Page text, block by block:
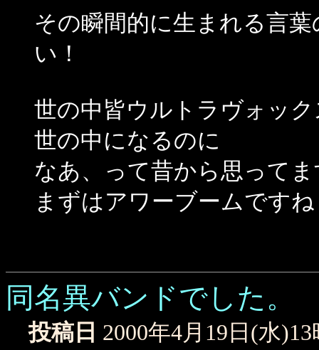
その瞬間的に生まれる言
い！
世の中皆ウルトラヴォッ
世の中になるのに
なあ、って昔から思って
まずはアワーブームです
同名異バンドでした。
投稿日 2000年4月19日(水